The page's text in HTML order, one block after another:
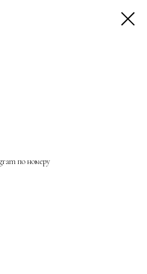
по номеру